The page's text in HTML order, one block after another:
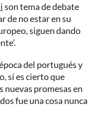
son tema de debate
de no estar en su
siguen dando
del portugués y
sí es cierto que
nuevas promesas en
fue una cosa nunca